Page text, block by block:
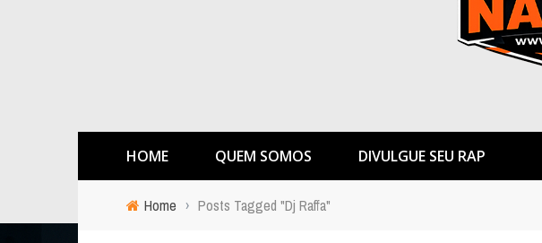
HOME QUEM SOMOS DIVULGUE SEU RAP
Home › Posts Tagged "Dj Raffa"